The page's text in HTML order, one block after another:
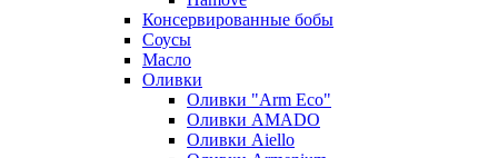
Консервированные бобы
Соусы
Масло
Оливки
Оливки "Arm Eco"
Оливки AMADO
Оливки Aiello